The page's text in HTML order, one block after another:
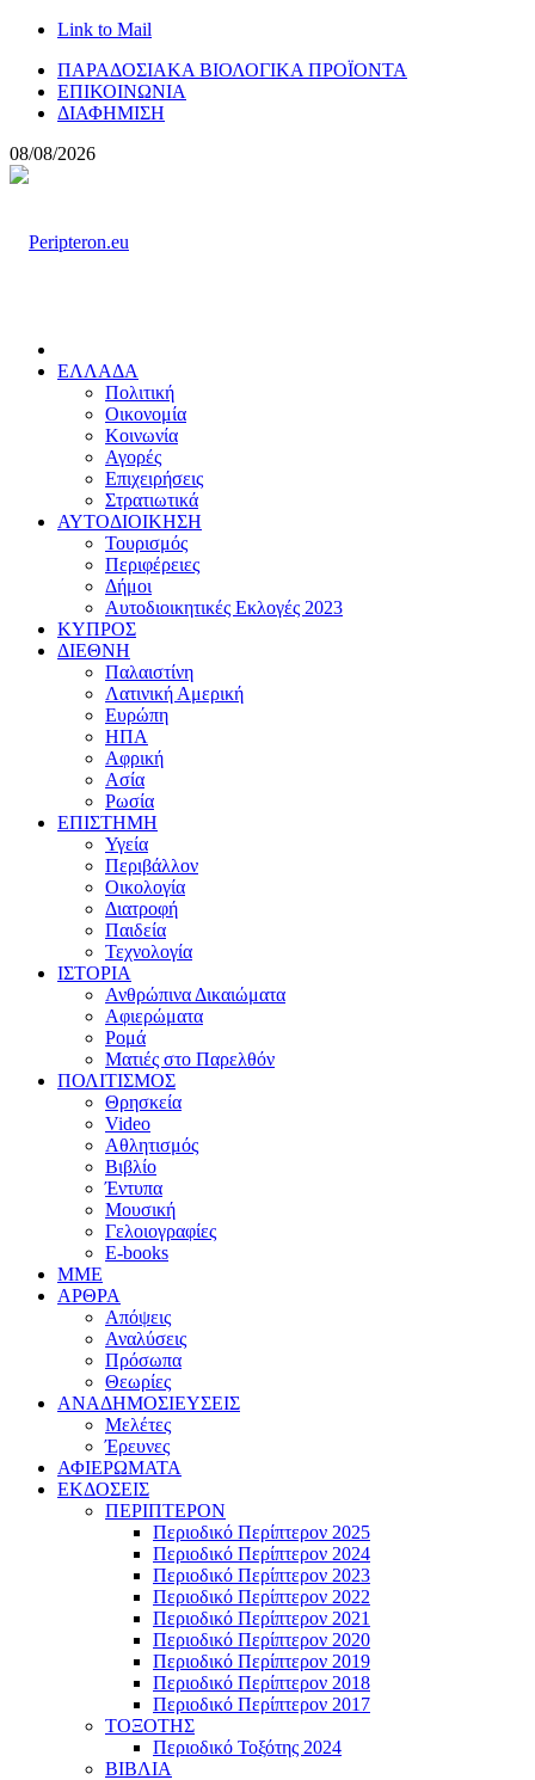
Link to Mail
ΠΑΡΑΔΟΣΙΑΚΑ ΒΙΟΛΟΓΙΚΑ ΠΡΟΪΟΝΤΑ
ΕΠΙΚΟΙΝΩΝΙΑ
ΔΙΑΦΗΜΙΣΗ
08/08/2026
ΕΛΛΑΔΑ
Πολιτική
Οικονομία
Κοινωνία
Αγορές
Επιχειρήσεις
Στρατιωτικά
ΑΥΤΟΔΙΟΙΚΗΣΗ
Τουρισμός
Περιφέρειες
Δήμοι
Αυτοδιοικητικές Εκλογές 2023
ΚΥΠΡΟΣ
ΔΙΕΘΝΗ
Παλαιστίνη
Λατινική Αμερική
Ευρώπη
ΗΠΑ
Αφρική
Ασία
Ρωσία
ΕΠΙΣΤΗΜΗ
Υγεία
Περιβάλλον
Οικολογία
Διατροφή
Παιδεία
Τεχνολογία
ΙΣΤΟΡΙΑ
Ανθρώπινα Δικαιώματα
Αφιερώματα
Ρομά
Ματιές στο Παρελθόν
ΠΟΛΙΤΙΣΜΟΣ
Θρησκεία
Video
Αθλητισμός
Βιβλίο
Έντυπα
Μουσική
Γελοιογραφίες
E-books
MME
ΑΡΘΡΑ
Απόψεις
Αναλύσεις
Πρόσωπα
Θεωρίες
ΑΝΑΔΗΜΟΣΙΕΥΣΕΙΣ
Μελέτες
Έρευνες
ΑΦΙΕΡΩΜΑΤΑ
ΕΚΔΟΣΕΙΣ
ΠΕΡΙΠΤΕΡΟΝ
Περιοδικό Περίπτερον 2025
Περιοδικό Περίπτερον 2024
Περιοδικό Περίπτερον 2023
Περιοδικό Περίπτερον 2022
Περιοδικό Περίπτερον 2021
Περιοδικό Περίπτερον 2020
Περιοδικό Περίπτερον 2019
Περιοδικό Περίπτερον 2018
Περιοδικό Περίπτερον 2017
ΤΟΞΟΤΗΣ
Περιοδικό Τοξότης 2024
ΒΙΒΛΙΑ